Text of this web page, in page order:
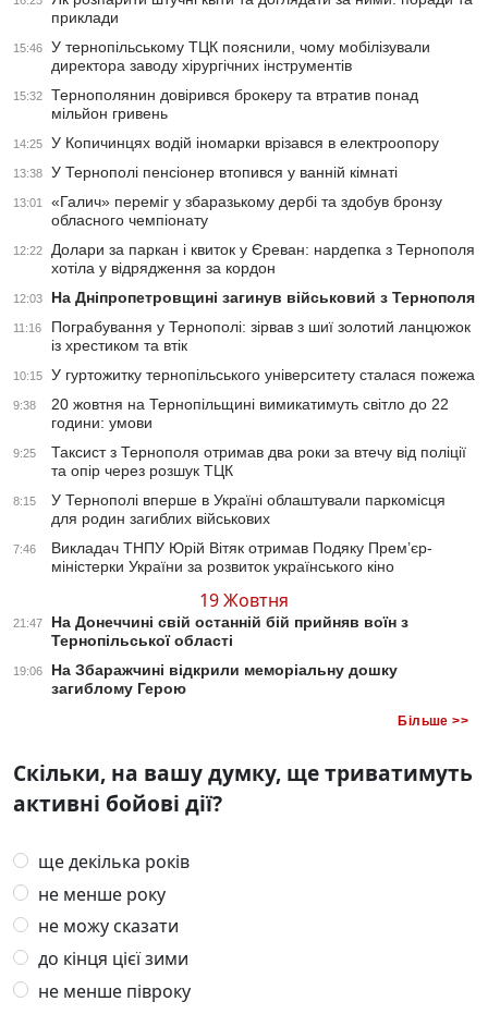
приклади
15:46
У тернопільському ТЦК пояснили, чому мобілізували
директора заводу хірургічних інструментів
15:32
Тернополянин довірився брокеру та втратив понад
мільйон гривень
14:25 У Копичинцях водій іномарки врізався в електроопору
13:38 У Тернополі пенсіонер втопився у ванній кімнаті
13:01
«Галич» переміг у збаразькому дербі та здобув бронзу
обласного чемпіонату
12:22
Долари за паркан і квиток у Єреван: нардепка з Тернополя
хотіла у відрядження за кордон
12:03 На Дніпропетровщині загинув військовий з Тернополя
11:16
Пограбування у Тернополі: зірвав з шиї золотий ланцюжок
із хрестиком та втік
10:15 У гуртожитку тернопільського університету сталася пожежа
9:38
20 жовтня на Тернопільщині вимикатимуть світло до 22
години: умови
9:25
Таксист з Тернополя отримав два роки за втечу від поліції
та опір через розшук ТЦК
8:15
У Тернополі вперше в Україні облаштували паркомісця
для родин загиблих військових
7:46
Викладач ТНПУ Юрій Вітяк отримав Подяку Прем’єр-
міністерки України за розвиток українського кіно
19 Жовтня
21:47
На Донеччині свій останній бій прийняв воїн з
Тернопільської області
19:06
На Збаражчині відкрили меморіальну дошку
загиблому Герою
Більше >>
Скільки, на вашу думку, ще триватимуть
активні бойові дії?
ще декілька років
не менше року
не можу сказати
до кінця цієї зими
не менше півроку